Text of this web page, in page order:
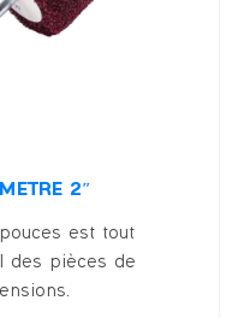
2″
est tout
des pièces de